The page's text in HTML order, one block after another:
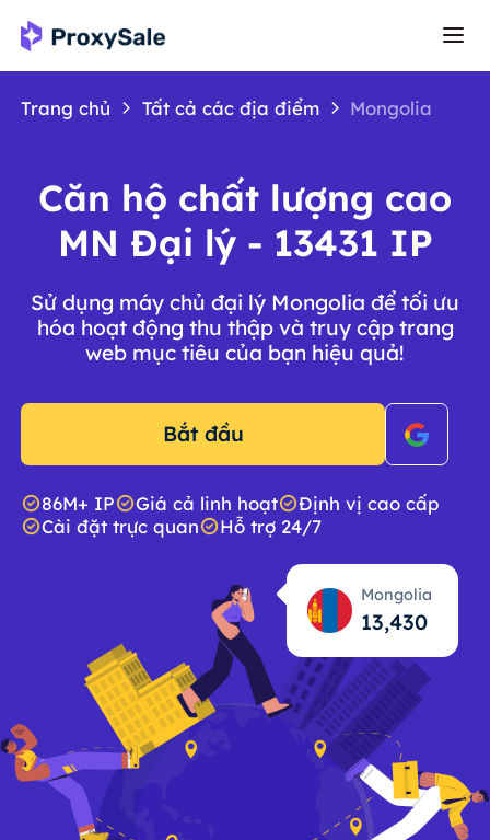
Trang chủ Tất cả các địa điểm Mongolia
Căn hộ chất lượng cao
MN Đại lý - 13431 IP
Sử dụng máy chủ đại lý Mongolia để tối ưu
hóa hoạt động thu thập và truy cập trang
web mục tiêu của bạn hiệu quả!
Bắt đầu
86M+ IP Giá cả linh hoạt
Định vị cao cấp
Cài đặt trực quan
Hỗ trợ 24/7
Mongolia
13,431